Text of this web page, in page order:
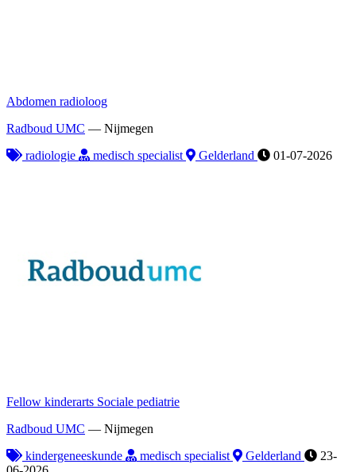
Abdomen radioloog
Radboud UMC — Nijmegen
radiologie
medisch specialist Gelderland 01-07-2026
Fellow kinderarts Sociale pediatrie
Radboud UMC — Nijmegen
kindergeneeskunde
medisch specialist Gelderland
23-